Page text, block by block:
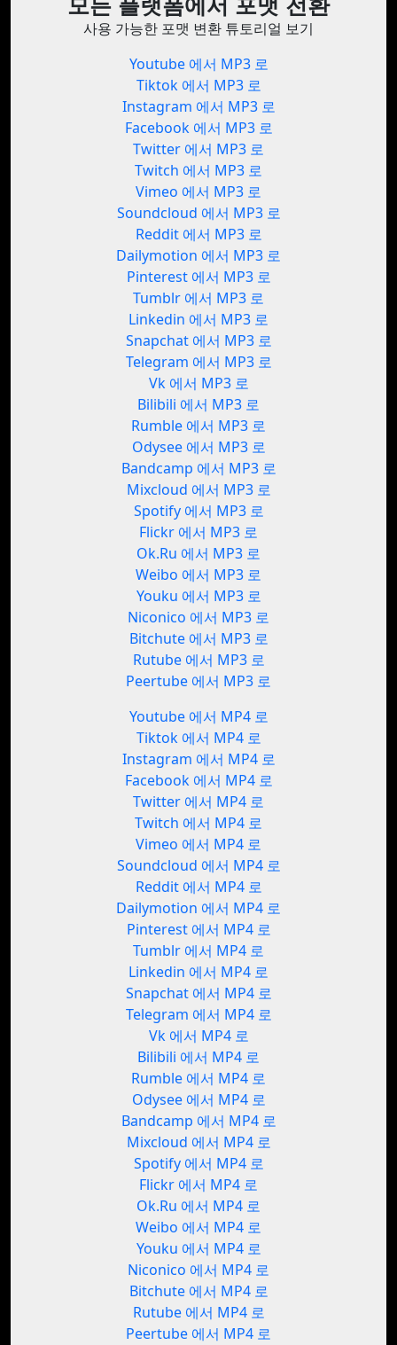
사용 가능한 포맷 변환 튜토리얼 보기
Youtube 에서 MP3 로
Tiktok 에서 MP3 로
Instagram 에서 MP3 로
Facebook 에서 MP3 로
Twitter 에서 MP3 로
Twitch 에서 MP3 로
Vimeo 에서 MP3 로
Soundcloud 에서 MP3 로
Reddit 에서 MP3 로
Dailymotion 에서 MP3 로
Pinterest 에서 MP3 로
Tumblr 에서 MP3 로
Linkedin 에서 MP3 로
Snapchat 에서 MP3 로
Telegram 에서 MP3 로
Vk 에서 MP3 로
Bilibili 에서 MP3 로
Rumble 에서 MP3 로
Odysee 에서 MP3 로
Bandcamp 에서 MP3 로
Mixcloud 에서 MP3 로
Spotify 에서 MP3 로
Flickr 에서 MP3 로
Ok.Ru 에서 MP3 로
Weibo 에서 MP3 로
Youku 에서 MP3 로
Niconico 에서 MP3 로
Bitchute 에서 MP3 로
Rutube 에서 MP3 로
Peertube 에서 MP3 로
Youtube 에서 MP4 로
Tiktok 에서 MP4 로
Instagram 에서 MP4 로
Facebook 에서 MP4 로
Twitter 에서 MP4 로
Twitch 에서 MP4 로
Vimeo 에서 MP4 로
Soundcloud 에서 MP4 로
Reddit 에서 MP4 로
Dailymotion 에서 MP4 로
Pinterest 에서 MP4 로
Tumblr 에서 MP4 로
Linkedin 에서 MP4 로
Snapchat 에서 MP4 로
Telegram 에서 MP4 로
Vk 에서 MP4 로
Bilibili 에서 MP4 로
Rumble 에서 MP4 로
Odysee 에서 MP4 로
Bandcamp 에서 MP4 로
Mixcloud 에서 MP4 로
Spotify 에서 MP4 로
Flickr 에서 MP4 로
Ok.Ru 에서 MP4 로
Weibo 에서 MP4 로
Youku 에서 MP4 로
Niconico 에서 MP4 로
Bitchute 에서 MP4 로
Rutube 에서 MP4 로
Peertube 에서 MP4 로